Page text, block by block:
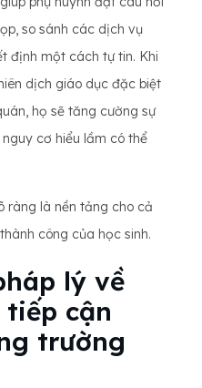
so sánh các dịch vụ
định một cách tự tin. Khi
dịch giáo dục đặc biệt
họ sẽ tăng cường sự
cơ hiểu lầm có thể
ràng là nền tảng cho cả
công của học sinh.
lý về
cận
trường